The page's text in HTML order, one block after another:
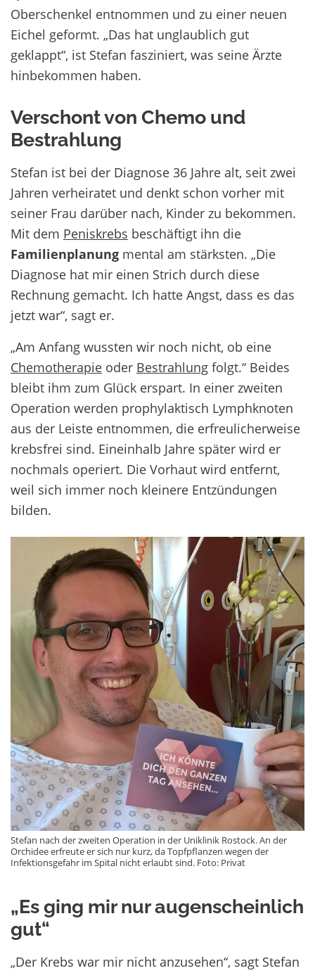
Oberschenkel entnommen und zu einer neuen
Eichel geformt. „Das hat unglaublich gut
geklappt“, ist Stefan fasziniert, was seine Ärzte
hinbekommen haben.
Verschont von Chemo und
Bestrahlung
Stefan ist bei der Diagnose 36 Jahre alt, seit zwei
Jahren verheiratet und denkt schon vorher mit
seiner Frau darüber nach, Kinder zu bekommen.
Mit dem Peniskrebs beschäftigt ihn die
Familienplanung mental am stärksten. „Die
Diagnose hat mir einen Strich durch diese
Rechnung gemacht. Ich hatte Angst, dass es das
jetzt war“, sagt er.
„Am Anfang wussten wir noch nicht, ob eine
Chemotherapie oder Bestrahlung folgt.“ Beides
bleibt ihm zum Glück erspart. In einer zweiten
Operation werden prophylaktisch Lymphknoten
aus der Leiste entnommen, die erfreulicherweise
krebsfrei sind. Eineinhalb Jahre später wird er
nochmals operiert. Die Vorhaut wird entfernt,
weil sich immer noch kleinere Entzündungen
bilden.
Stefan nach der zweiten Operation in der Uniklinik Rostock. An der
Orchidee erfreute er sich nur kurz, da Topfpflanzen wegen der
Infektionsgefahr im Spital nicht erlaubt sind. Foto: Privat
„Es ging mir nur augenscheinlich
gut“
„Der Krebs war mir nicht anzusehen“, sagt Stefan